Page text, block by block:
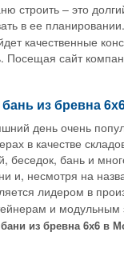
строить – это
в ее
качественные
Посещая сайт
из бревна
день очень
в качестве
беседок, бань и
и, несмотря на
лидером в
и
из бревна 6х6 в